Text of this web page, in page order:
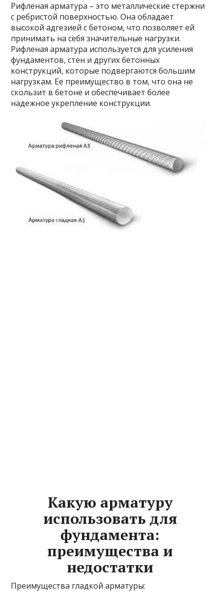
Рифленая арматура – это металлические стержни
с ребристой поверхностью. Она обладает
высокой адгезией с бетоном, что позволяет ей
принимать на себя значительные нагрузки.
Рифленая арматура используется для усиления
фундаментов, стен и других бетонных
конструкций, которые подвергаются большим
нагрузкам. Ее преимущество в том, что она не
скользит в бетоне и обеспечивает более
надежное укрепление конструкции.
Какую арматуру
использовать для
фундамента:
преимущества и
недостатки
Преимущества гладкой арматуры: